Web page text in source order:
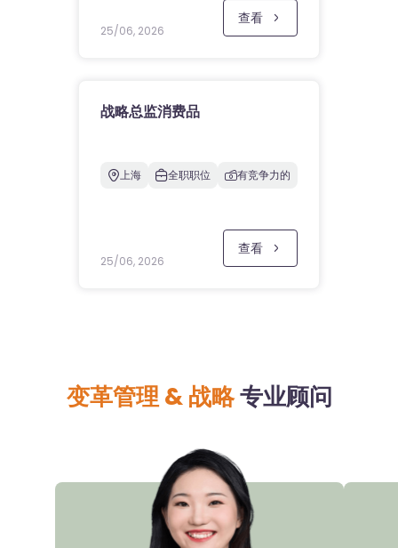
25/06, 2026
查看
战略总监消费品
上海 全职职位 有竞争力的
25/06, 2026
查看
变革管理 & 战略专业顾问